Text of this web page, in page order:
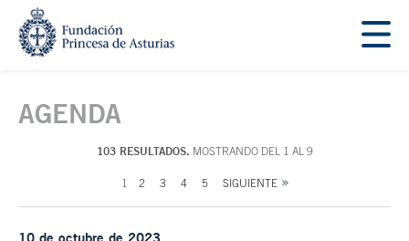
Saltar navegación. Ir directamente al contenido principal
AGENDA
103 RESULTADOS. MOSTRANDO DEL 1 AL 9
1 2 3 4 5 SIGUIENTE
10 de octubre de 2023